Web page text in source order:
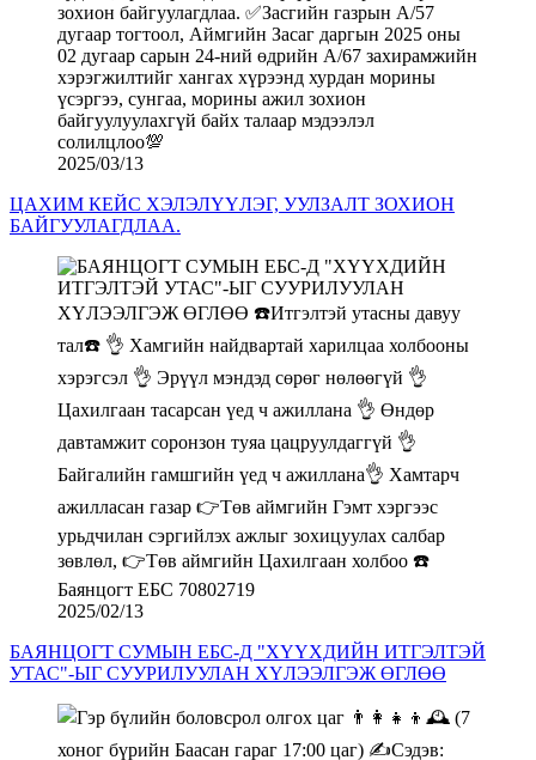
2025/03/13
ЦАХИМ КЕЙС ХЭЛЭЛҮҮЛЭГ, УУЛЗАЛТ ЗОХИОН
БАЙГУУЛАГДЛАА.
2025/02/13
БАЯНЦОГТ СУМЫН ЕБС-Д "ХҮҮХДИЙН ИТГЭЛТЭЙ
УТАС"-ЫГ СУУРИЛУУЛАН ХҮЛЭЭЛГЭЖ ӨГЛӨӨ